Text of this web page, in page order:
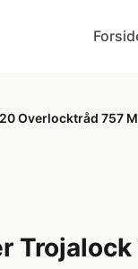
Overlocktråd 757